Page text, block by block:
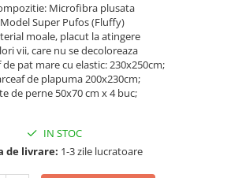
Regal,
King Size
Premium, 1
3D, 1
Microfibra plusata
Model Super Pufos (Fluffy)
moale, placut la atingere
vii, care nu se decoloreaza
de pat mare cu elastic: 230x250cm;
de plapuma 200x230cm;
de perne 50x70 cm x 4 buc;
IN STOC
de livrare: 1-3 zile lucratoare